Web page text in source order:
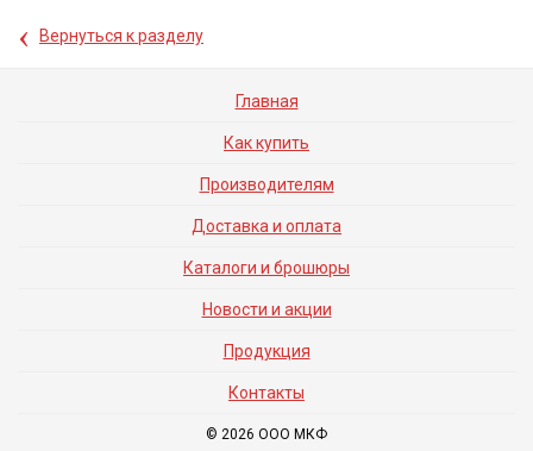
‹ Вернуться к разделу
Главная
Как купить
Производителям
Доставка и оплата
Каталоги и брошюры
Новости и акции
Продукция
Контакты
© 2026 ООО МКФ